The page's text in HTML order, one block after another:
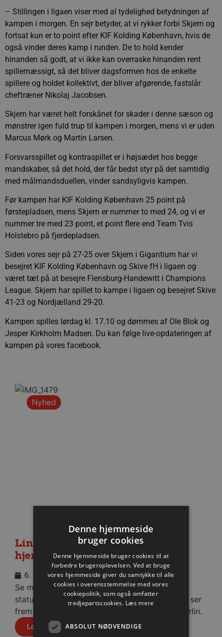
– Stillingen i ligaen viser med al tydelighed betydningen af
kampen i morgen. En sejr betyder, at vi rykker forbi Skjern og
fortsat kun er to point efter KIF Kolding København, hvis de
også vinder deres kamp i runden. De to hold kender
hinanden så godt, at vi ikke kan overraske hinanden rent
spillemæssigt, så det bliver dagsformen hos de enkelte
spillere og holdet kollektivt, der bliver afgørende, fastslår
cheftræner Nikolaj Jacobsen.
Skjern har været helt forskånet for skader i denne sæson og
mønstrer igen fuld trup til kampen i morgen, mens vi er uden
Marcus Mørk og Martin Larsen.
Forsvarsspillet og kontraspillet er i højsædet hos begge
mandskaber, så det hold, der får bedst styr på det samtidig
med målmandsduellen, vinder sandsyligvis kampen.
Før kampen har KIF Kolding København 25 point på
førstepladsen, mens Skjern er nummer to med 24, og vi er
nummer tre med 23 point, et point flere end Team Tvis
Holstebro på fjerdepladsen.
Siden vores sejr på 27-25 over Skjern i Gigantium har vi
besejret KIF Kolding København og Skive fH i ligaen og
været tæt på at besejre Flensburg-Handewitt i Champions
League. Skjern har spillet to kampe i ligaen og besejret Skive
41-23 og Nordjælland 29-20.
Kampen spilles lørdag kl. 17.10 og dømmes af Ole Blok og
Jesper Kirkholm Madsen. Du kan følge live-opdateringen af
kampen på vores facebook.
Nyhed
Lindskog glæder sig til første
hjemmekamp
6. august 2026
Se med når nytilkomne Anton Lindskog giver
status på sin første tid i Aalborg Håndbold og ser
frem mod fredagens testkamp mod Füchse Berlin.
Læs mere
Denne hjemmeside
bruger cookies
Denne hjemmeside bruger cookies til at
forbedre brugeroplevelsen. Ved at bruge
vores hjemmeside giver du samtykke til alle
cookies i overensstemmelse med vores
cookiepolitik, som også omfatter
tredjepartscookies. Læs mere
ABSOLUT NØDVENDIGE